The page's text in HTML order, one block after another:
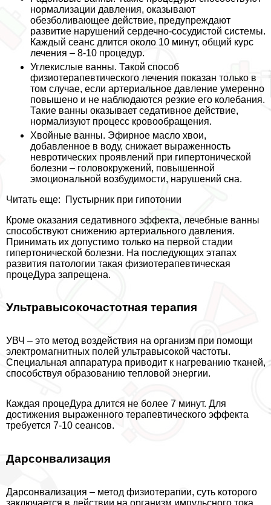
нормализации давления, оказывают
обезболивающее действие, предупреждают
развитие нарушений сердечно-сосудистой системы.
Каждый сеанс длится около 10 минут, общий курс
лечения – 8-10 процедур.
Углекислые ванны. Такой способ
физиотерапевтического лечения показан только в
том случае, если артериальное давление умеренно
повышено и не наблюдаются резкие его колебания.
Такие ванны оказывает седативное действие,
нормализуют процесс кровообращения.
Хвойные ванны. Эфирное масло хвои,
добавленное в воду, снижает выраженность
невротических проявлений при гипертонической
болезни – головокружений, повышенной
эмоциональной возбудимости, нарушений сна.
Читать еще:
Пустырник при гипотонии
Кроме оказания седативного эффекта, лечебные ванны
способствуют снижению артериального давления.
Принимать их допустимо только на первой стадии
гипертонической болезни. На последующих этапах
развития патологии такая физиотерапевтическая
процеДypa запрещена.
Ультравысокочастотная терапия
УВЧ – это метод воздействия на организм при помощи
электромагнитных полей ультравысокой частоты.
Специальная аппаратура приводит к нагреванию тканей,
способствуя образованию тепловой энергии.
Каждая процеДypa длится не более 7 минут. Для
достижения выраженного терапевтического эффекта
требуется 7-10 сеансов.
Дарсонвализация
Дарсонвализация – метод физиотерапии, суть которого
заключается в действии на организм импульсного тока